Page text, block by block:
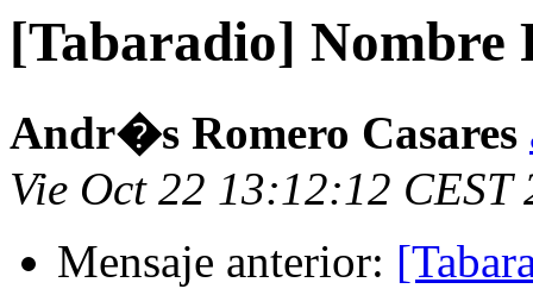
[Tabaradio] Nombre
Andr�s Romero Casares
Vie Oct 22 13:12:12 CEST
Mensaje anterior: